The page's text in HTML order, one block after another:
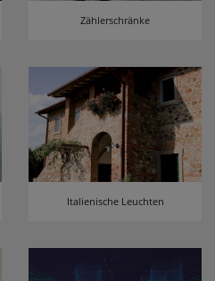
Zählerschränke
Italienische Leuchten